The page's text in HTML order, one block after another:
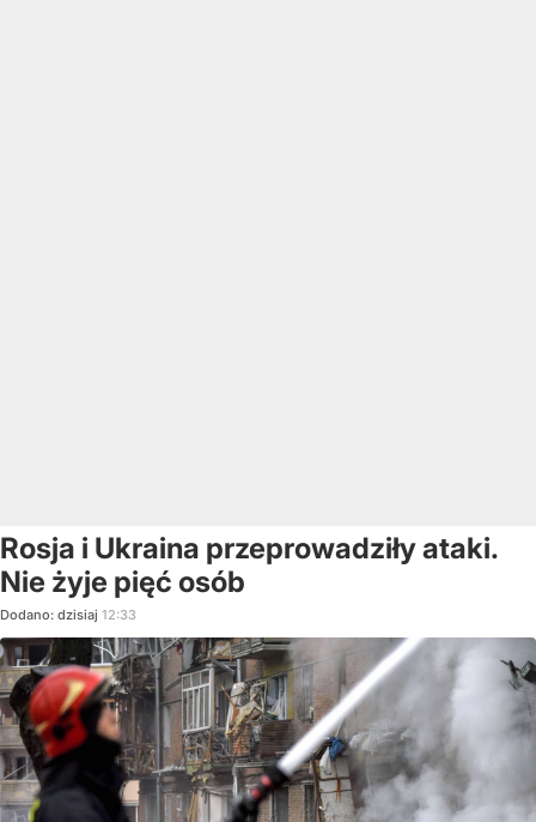
Rosja i Ukraina przeprowadziły ataki.
Nie żyje pięć osób
Dodano: dzisiaj 12:33